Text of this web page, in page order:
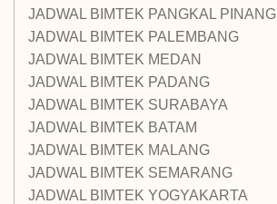
JADWAL BIMTEK PANGKAL PINANG
JADWAL BIMTEK PALEMBANG
JADWAL BIMTEK MEDAN
JADWAL BIMTEK PADANG
JADWAL BIMTEK SURABAYA
JADWAL BIMTEK BATAM
JADWAL BIMTEK MALANG
JADWAL BIMTEK SEMARANG
JADWAL BIMTEK YOGYAKARTA